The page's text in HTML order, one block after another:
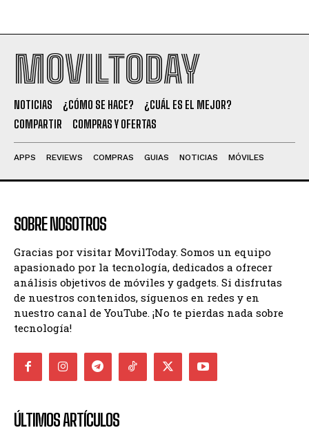
MOVILTODAY
NOTICIAS ¿CÓMO SE HACE?
¿CUÁL ES EL MEJOR?
COMPARTIR
COMPRAS Y OFERTAS
APPS REVIEWS COMPRAS GUIAS NOTICIAS MÓVILES
SOBRE NOSOTROS
Gracias por visitar MovilToday. Somos un equipo
apasionado por la tecnología, dedicados a ofrecer
análisis objetivos de móviles y gadgets. Si disfrutas
de nuestros contenidos, síguenos en redes y en
nuestro canal de YouTube. ¡No te pierdas nada sobre
tecnología!
ÚLTIMOS ARTÍCULOS